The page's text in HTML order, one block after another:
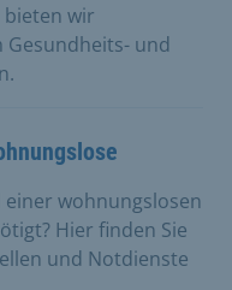
wir
und
einer wohnungslosen
Hier finden Sie
und Notdienste